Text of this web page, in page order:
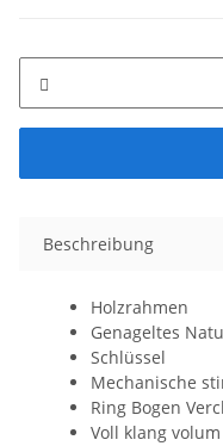
Beschreibung
Holzrahmen
Genageltes
Schlüssel
Mechanische
Ring Bogen
Voll klang volum